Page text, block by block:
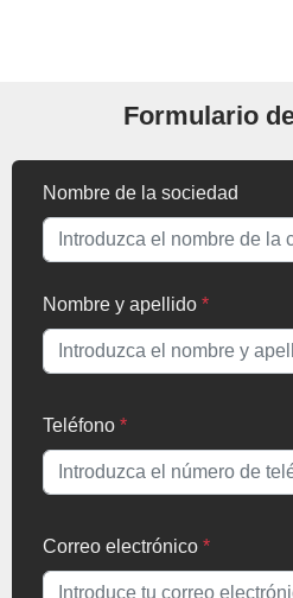
Formulario
Nombre de la sociedad
Nombre y apellido *
Teléfono *
Correo electrónico *